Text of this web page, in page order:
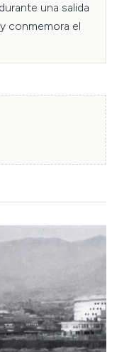
una salida
conmemora el